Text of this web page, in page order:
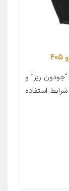
ریز” و
استفاده